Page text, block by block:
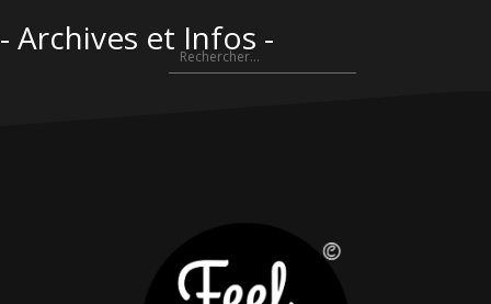
contenu
- Archives et Infos -
Rechercher :